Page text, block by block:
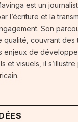
est un
l’écriture et la
Son
qualité, couvrant des
enjeux de
et visuels, il